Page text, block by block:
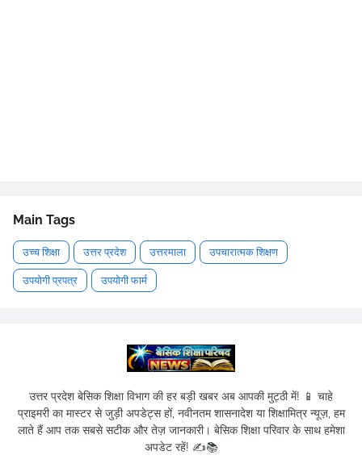
Main Tags
उच्च शिक्षा उत्तर प्रदेश उत्तरमाला उपचारात्मक शिक्षण
उपयोगी प्रपत्र उपयोगी फार्म
उत्तर प्रदेश बेसिक शिक्षा विभाग की हर बड़ी खबर अब आपकी मुट्ठी में! 📱 चाहे
प्राइमरी का मास्टर से जुड़ी अपडेट्स हों, नवीनतम शासनादेश या शिक्षामित्र न्यूज़, हम
लाते हैं आप तक सबसे सटीक और तेज़ जानकारी। बेसिक शिक्षा परिवार के साथ हमेशा
अपडेट रहें! ✍️📚